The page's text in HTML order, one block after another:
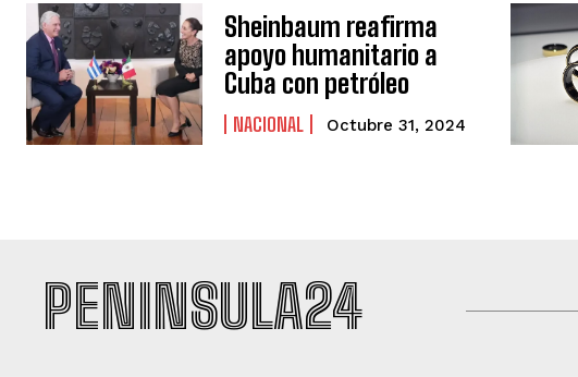
Sheinbaum reafirma
apoyo humanitario a
Cuba con petróleo
NACIONAL Octubre 31, 2024
PENINSULA24